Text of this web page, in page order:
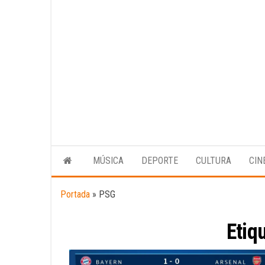
MÚSICA DEPORTE CULTURA
Portada » PSG